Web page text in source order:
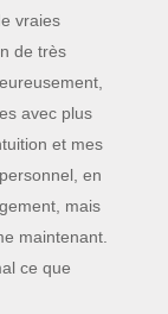
vraies
de très
avec plus
et mes
en
mais
maintenant.
ce que